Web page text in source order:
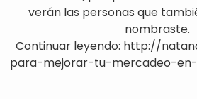
verán las personas que
nombraste.
Continuar leyendo: http://
para-mejorar-tu-mercadeo-